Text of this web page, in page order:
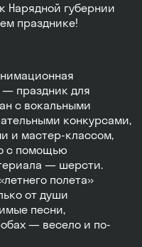
Нарядной губернии
празднике!
— праздник для
с вокальными
конкурсами,
и мастер-классом,
с помощью
— шерсти.
полета»
от души
песни,
— весело и по-